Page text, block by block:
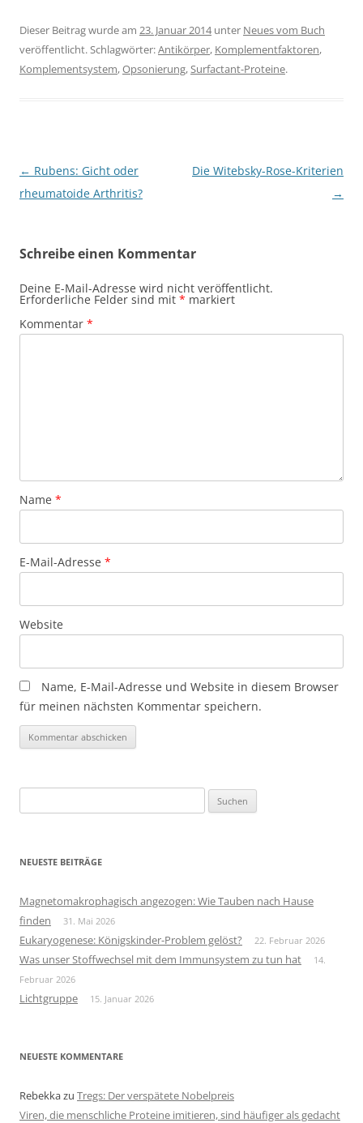
Dieser Beitrag wurde am 23. Januar 2014unter Neues vom Buch
veröffentlicht. Schlagwörter:Antikörper, Komplementfaktoren,
Komplementsystem,Opsonierung,Surfactant-Proteine.
Beitragsnavigation
← Rubens: Gicht oder
rheumatoide Arthritis?
Die Witebsky-Rose-Kriterien
→
Schreibe einen Kommentar
Deine E-Mail-Adresse wird nicht veröffentlicht.
Erforderliche Felder sind mit * markiert
Kommentar *
Name *
E-Mail-Adresse *
Website
Name, E-Mail-Adresse und Website in diesem Browser
für meinen nächsten Kommentar speichern.
nach:
NEUESTE BEITRÄGE
Magnetomakrophagisch angezogen: Wie Tauben nach Hause
finden
31. Mai 2026
Eukaryogenese: Königskinder-Problem gelöst? 22. Februar 2026
Was unser Stoffwechsel mit dem Immunsystem zu tun hat
14.
Februar 2026
Lichtgruppe 15. Januar 2026
NEUESTE KOMMENTARE
Rebekkazu Tregs: Der verspätete Nobelpreis
Viren, die menschliche Proteine imitieren, sind häufiger als gedacht